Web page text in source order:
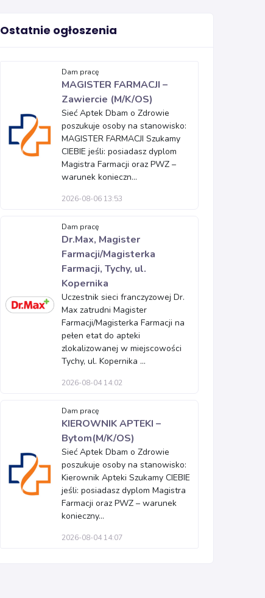
Ostatnie ogłoszenia
Dam pracę
MAGISTER FARMACJI –
Zawiercie (M/K/OS)
Sieć Aptek Dbam o Zdrowie
poszukuje osoby na stanowisko:
MAGISTER FARMACJI Szukamy
CIEBIE jeśli: posiadasz dyplom
Magistra Farmacji oraz PWZ –
warunek konieczn...
2026-08-06 13:53
Dam pracę
Dr.Max, Magister
Farmacji/Magisterka
Farmacji, Tychy, ul.
Kopernika
Uczestnik sieci franczyzowej Dr.
Max zatrudni Magister
Farmacji/Magisterka Farmacji na
pełen etat do apteki
zlokalizowanej w miejscowości
Tychy, ul. Kopernika ...
2026-08-04 14:02
Dam pracę
KIEROWNIK APTEKI –
Bytom(M/K/OS)
Sieć Aptek Dbam o Zdrowie
poszukuje osoby na stanowisko:
Kierownik Apteki Szukamy CIEBIE
jeśli: posiadasz dyplom Magistra
Farmacji oraz PWZ – warunek
konieczny...
2026-08-04 14:07